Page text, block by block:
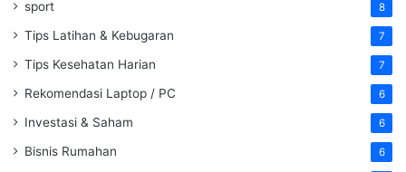
sport 8
Tips Latihan & Kebugaran 7
Tips Kesehatan Harian 7
Rekomendasi Laptop / PC 6
Investasi & Saham 6
Bisnis Rumahan 6